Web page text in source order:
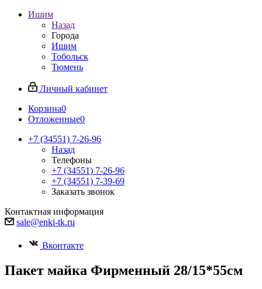
Ишим
Назад
Города
Ишим
Тобольск
Тюмень
Личный кабинет
Корзина0
Отложенные0
+7 (34551) 7-26-96
Назад
Телефоны
+7 (34551) 7-26-96
+7 (34551) 7-39-69
Заказать звонок
Контактная информация
sale@enki-tk.ru
Вконтакте
Пакет майка Фирменный 28/15*55см